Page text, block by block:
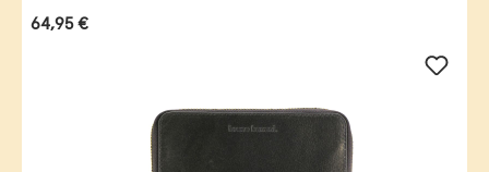
Regulärer Preis:
64,95 €